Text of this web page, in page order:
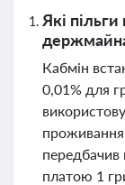
Які
Кабмін
0,01% для
передбачив
платою 1